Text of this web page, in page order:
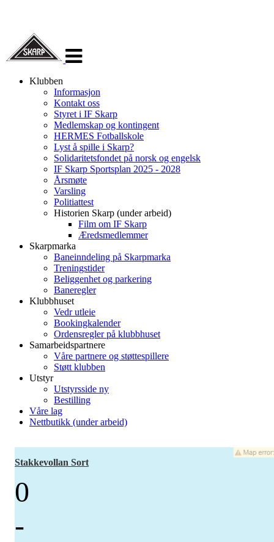
navigasjon
Klubben
Informasjon
Kontakt oss
Styret i IF Skarp
Medlemskap og kontingent
HERMES Fotballskole
Lyst å spille i Skarp?
Solidaritetsfondet på norsk og engelsk
IF Skarp Sportsplan 2025 - 2028
Årsmøte
Varsling
Politiattest
Historien Skarp (under arbeid)
Film om IF Skarp
Æredsmedlemmer
Skarpmarka
Baneinndeling på Skarpmarka
Treningstider
Beliggenhet og parkering
Baneregler
Klubbhuset
Vedr utleie
Bookingkalender
Ordensregler på klubbhuset
Samarbeidspartnere
Våre partnere og støttespillere
Støtt klubben
Utstyr
Utstyrsside ny
Bestilling
Våre lag
Nettbutikk (under arbeid)
Stakkevollan Sort
0
-